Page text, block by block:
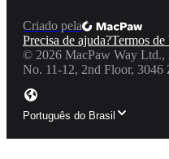
Criado pela
Precisa de ajuda?Termos de
© 2026 MacPaw Way Ltd.,
No. 11-12, 2nd Floor,
Português do Brasil